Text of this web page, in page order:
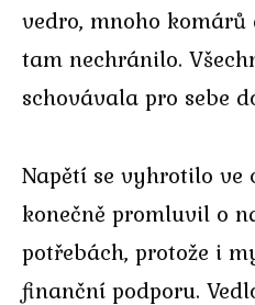
vedro, mnoho
tam nechránilo.
schovávala pro sebe
Napětí se vyhrotilo
konečně promluvil o
potřebách, protože i
finanční podporu.